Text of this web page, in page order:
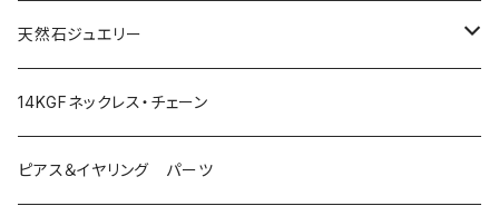
レッド
イエロー
グリーン
Angel Aura
Angel Aura Cismic Ice
Angel Aura Pink
天然石ジュエリー
ハーキマーダイヤモンド
ブラックガーデンスモーキークォーツ
14KGFネックレス・チェーン
ピアス＆イヤリング パーツ